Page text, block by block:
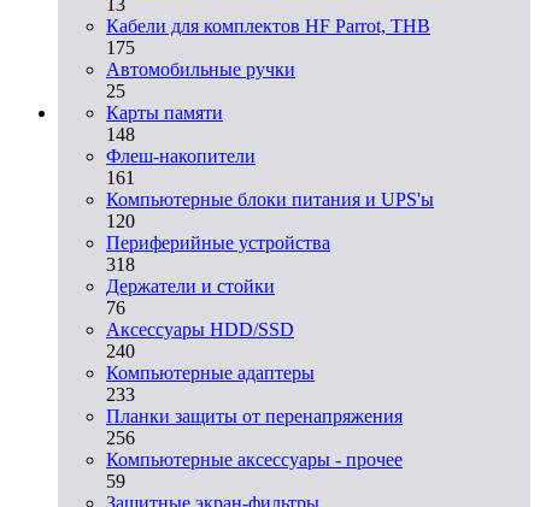
Кабели для комплектов HF Parrot, THB
175
Автомобильные ручки
25
Карты памяти
148
Флеш-накопители
161
Компьютерные блоки питания и UPS'ы
120
Периферийные устройства
318
Держатели и стойки
76
Аксессуары HDD/SSD
240
Компьютерные адаптеры
233
Планки защиты от перенапряжения
256
Компьютерные аксессуары - прочее
59
Защитные экран-фильтры